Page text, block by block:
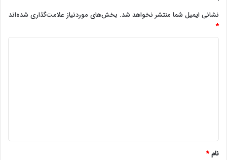
نشانی ایمیل شما منتشر نخواهد شد. بخش‌های موردنیاز علامت‌گذاری شده‌اند
*
نام*